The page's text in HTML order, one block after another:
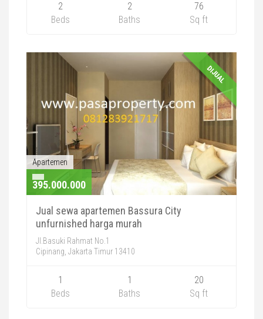
2
Beds
2
Baths
76
Sq ft
DIJUAL
Apartemen
395.000.000
Jual sewa apartemen Bassura City
unfurnished harga murah
Jl.Basuki Rahmat No.1
Cipinang, Jakarta Timur 13410
1
Beds
1
Baths
20
Sq ft